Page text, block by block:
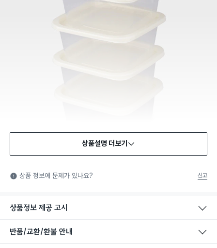
식품용 기구: 식품위생법에서 정한 규격에 따라 제조되어 식품 또
는 식품첨가물에 사용할 수 있는 식품용기구라는 표시입니다.
상품설명 더보기
상품 정보에 문제가 있나요? 신고
상품정보 제공 고시
반품/교환/환불 안내